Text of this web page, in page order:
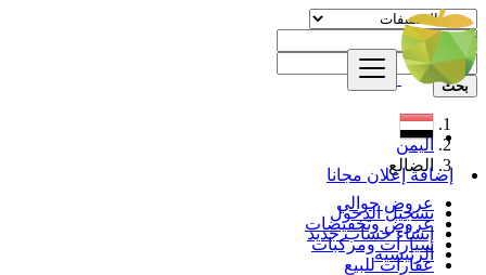
إضافة إعلان مجانا
تسجيل الدخول
إنشاء حساب جديد
الرئيسية
بحث
اليمن
الضالع
عروض جوالي
عروض وتخفيضات
سيارات ومركبات
عقارات للبيع